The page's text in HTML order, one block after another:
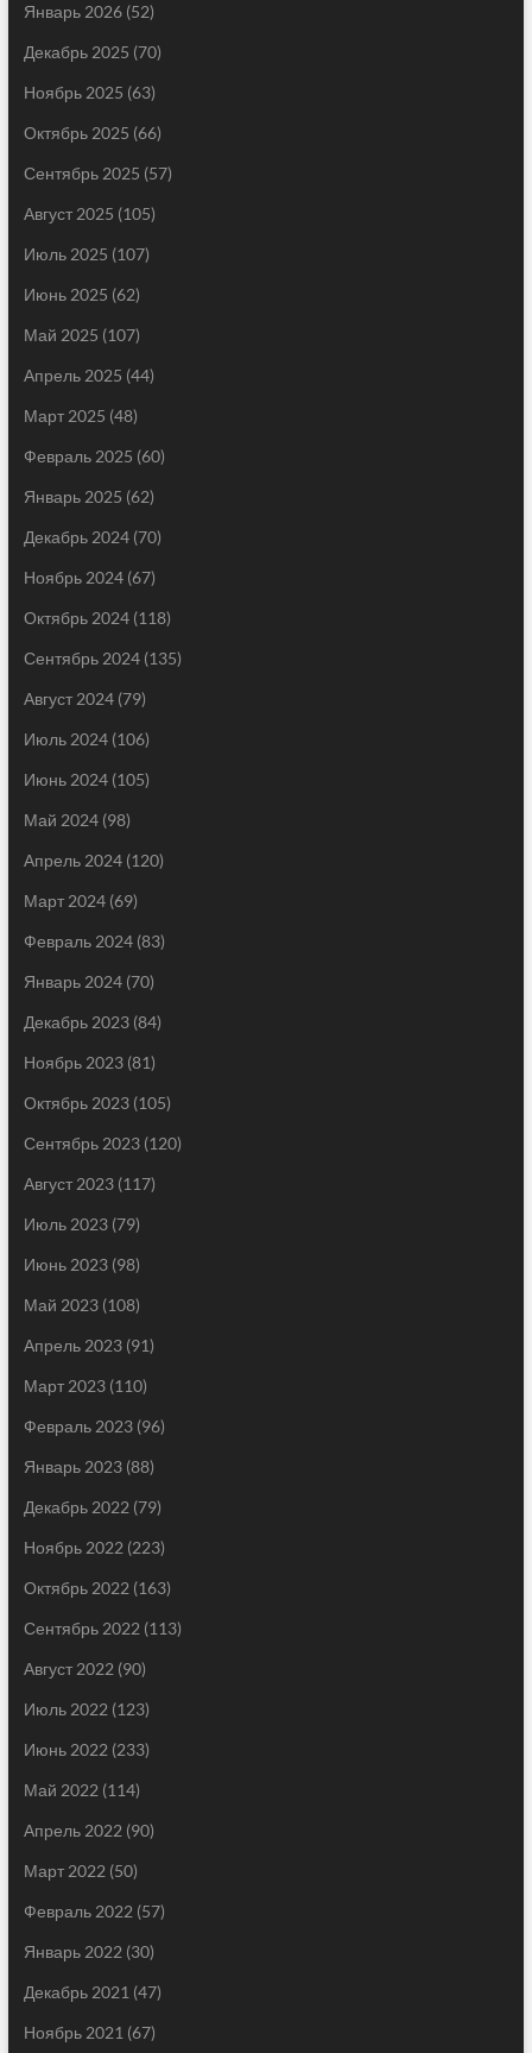
Январь 2026(52)
Декабрь 2025 (70)
Ноябрь 2025 (63)
Октябрь 2025 (66)
Сентябрь 2025 (57)
Август 2025 (105)
Июль 2025 (107)
Июнь 2025 (62)
Май 2025 (107)
Апрель 2025 (44)
Март 2025 (48)
Февраль 2025 (60)
Январь 2025 (62)
Декабрь 2024(70)
Ноябрь 2024(67)
Октябрь 2024(118)
Сентябрь 2024(135)
Август 2024(79)
Июль 2024(106)
Июнь 2024(105)
Май 2024(98)
Апрель 2024(120)
Март 2024(69)
Февраль 2024(83)
Январь 2024(70)
Декабрь 2023(84)
Ноябрь 2023(81)
Октябрь 2023(105)
Сентябрь 2023(120)
Август 2023(117)
Июль 2023(79)
Июнь 2023(98)
Май 2023(108)
Апрель 2023(91)
Март 2023(110)
Февраль 2023(96)
Январь 2023(88)
Декабрь 2022 (79)
Ноябрь 2022 (223)
Октябрь 2022 (163)
Сентябрь 2022 (113)
Август 2022 (90)
Июль 2022 (123)
Июнь 2022 (233)
Май 2022 (114)
Апрель 2022 (90)
Март 2022 (50)
Февраль 2022 (57)
Январь 2022 (30)
Декабрь 2021 (47)
Ноябрь 2021 (67)